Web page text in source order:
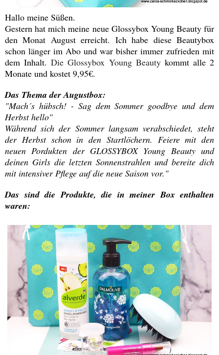
Hallo meine Süßen.
Gestern hat mich meine neue Glossybox Young Beauty für
den Monat August erreicht. Ich habe diese Beautybox
schon länger im Abo und war bisher immer zufrieden mit
dem Inhalt.Die Glossybox Young Beautykommt alle 2
Monate und kostet 9,95€.
Das Thema der Augustbox:
"Mach´s hübsch! - Sag dem Sommer goodbye und dem
Herbst hello"
Während sich der Sommer langsam verabschiedet, steht
der Herbst schon in den Startlöchern. Feiere mit den
neuen Pordukten der GLOSSYBOX Young Beauty und
deinen Girls die letzten Sonnenstrahlen und bereite dich
mit intensiver Pflege auf die neue Saison vor."
Das sind die Produkte, die in meiner Box enthalten
waren: